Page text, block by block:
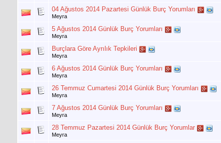
04 Ağustos 2014 Pazartesi Günlük Burç Yorumları
Meyra
5 Ağustos 2014 Günlük Burç Yorumları
Meyra
Burçlara Göre Ayrılık Tepkileri
Meyra
6 Ağustos 2014 Günlük Burç Yorumları
Meyra
26 Temmuz Cumartesi 2014 Günlük Burç Yorumları
Meyra
7 Ağustos 2014 Günlük Burç Yorumları
Meyra
28 Temmuz Pazartesi 2014 Günlük Burç Yorumlar
Meyra